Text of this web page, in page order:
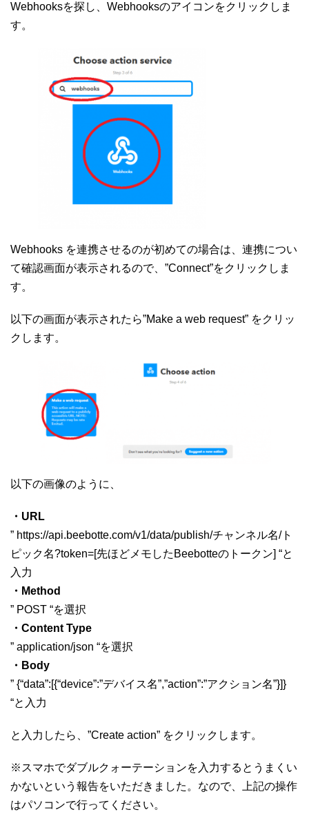
Webhooksを探し、Webhooksのアイコンをクリックしま
す。
Webhooks を連携させるのが初めての場合は、連携につい
て確認画面が表示されるので、”Connect”をクリックしま
す。
以下の画面が表示されたら”Make a web request” をクリッ
クします。
以下の画像のように、
・URL
” https://api.beebotte.com/v1/data/publish/チャンネル名/ト
ピック名?token=[先ほどメモしたBeebotteのトークン] “と
入力
・Method
” POST “を選択
・Content Type
” application/json “を選択
・Body
” {“data”:[{“device”:”デバイス名”,”action”:”アクション名”}]}
“と入力
と入力したら、”Create action” をクリックします。
※スマホでダブルクォーテーションを入力するとうまくい
かないという報告をいただきました。なので、上記の操作
はパソコンで行ってください。